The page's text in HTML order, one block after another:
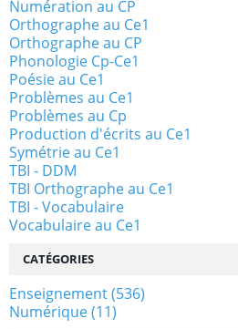
Numération au CP
Orthographe au Ce1
Orthographe au CP
Phonologie Cp-Ce1
Poésie au Ce1
Problèmes au Ce1
Problèmes au Cp
Production d'écrits au Ce1
Symétrie au Ce1
TBI - DDM
TBI Orthographe au Ce1
TBI - Vocabulaire
Vocabulaire au Ce1
CATÉGORIES
Enseignement(536)
Numérique(11)